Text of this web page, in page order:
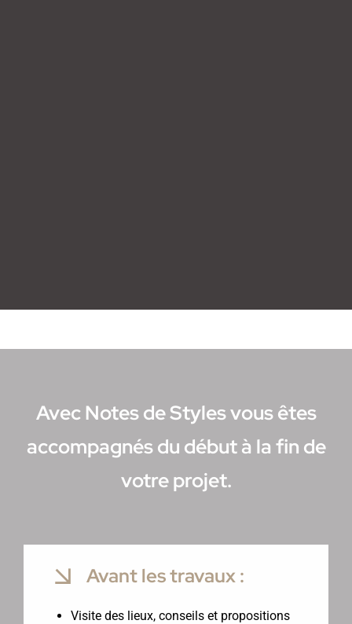
Avec Notes de Styles vous êtes
accompagnés du début à la fin de
votre projet.
Avant les travaux :
Visite des lieux, conseils et propositions